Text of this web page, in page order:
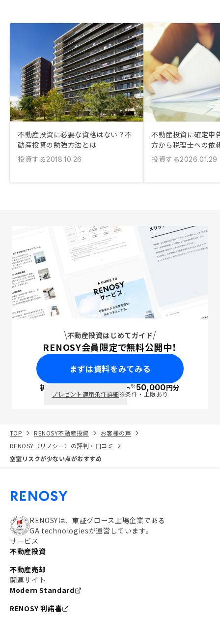
不動産投資に必要な資格はない？不
動産投資の勉強方法とは
投資する2018.10.26
不動産投資に確定申
方から税理士への依
投資する2026.01.29
不動産投資はじめてガイド
RENOSY会員限定で無料公開中！
まずは資料をみてみる
初回面談で ポイント※50,000円分
プレゼント適用条件詳細※条件・上限あり
TOP RENOSY不動産投資
お客様の声
RENOSY（リノシー）の評判・口コミ
空室リスクが少ない点がおすすめ
RENOSYは、東証グロース上場企業である
GA technologiesが運営しています。
サービス
不動産投資
不動産売却
関連サイト
Modern Standard
RENOSY 利諾喜